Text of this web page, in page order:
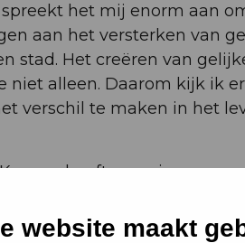
website maakt
het mij enorm aan
aan het versterken van
stad. Het creëren van
alleen. Daarom kijk ik
verschil te maken in het
heeft een nieuwe
voor aan de hand van drie